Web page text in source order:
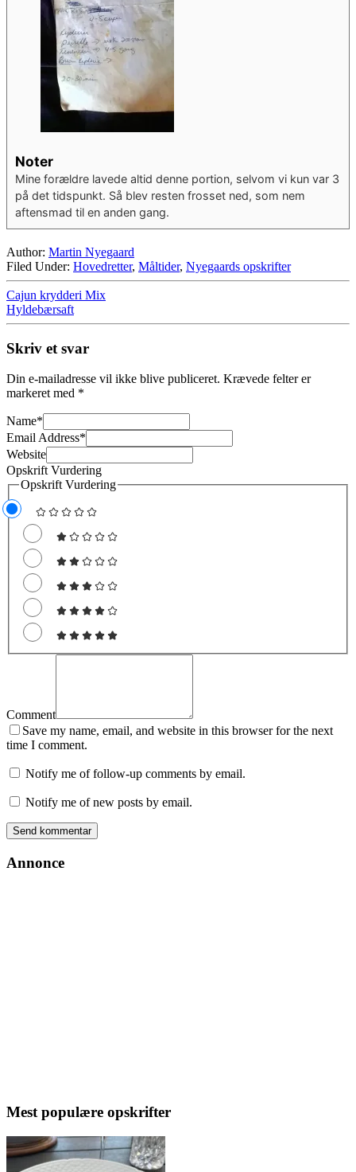
Noter
Mine forældre lavede altid denne portion, selvom vi kun var 3
på det tidspunkt. Så blev resten frosset ned, som nem
aftensmad til en anden gang.
Author: Martin Nyegaard
Filed Under: Hovedretter, Måltider, Nyegaards opskrifter
Cajun krydderi Mix
Hyldebærsaft
Skriv et svar
Din e-mailadresse vil ikke blive publiceret. Krævede felter er
markeret med *
Name*
Email Address*
Website
Opskrift Vurdering
Opskrift Vurdering
Comment
Save my name, email, and website in this browser for the next
time I comment.
Notify me of follow-up comments by email.
Notify me of new posts by email.
Annonce
Mest populære opskrifter